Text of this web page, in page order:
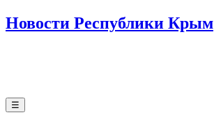
Новости Республики Крым
☰